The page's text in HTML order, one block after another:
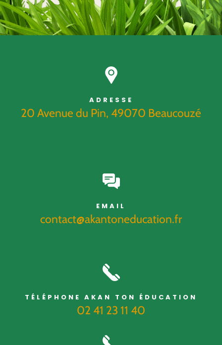
ADRESSE
20 Avenue du Pin, 49070 Beaucouzé
EMAIL
contact@akantoneducation.fr
TÉLÉPHONE AKAN TON ÉDUCATION
02 41 23 11 40